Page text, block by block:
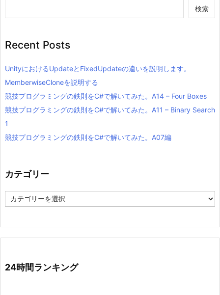
検索
Recent Posts
UnityにおけるUpdateとFixedUpdateの違いを説明します。
MemberwiseCloneを説明する
競技プログラミングの鉄則をC#で解いてみた。A14 – Four Boxes
競技プログラミングの鉄則をC#で解いてみた。A11 – Binary Search
1
競技プログラミングの鉄則をC#で解いてみた。A07編
カテゴリー
テ
24時間ランキング